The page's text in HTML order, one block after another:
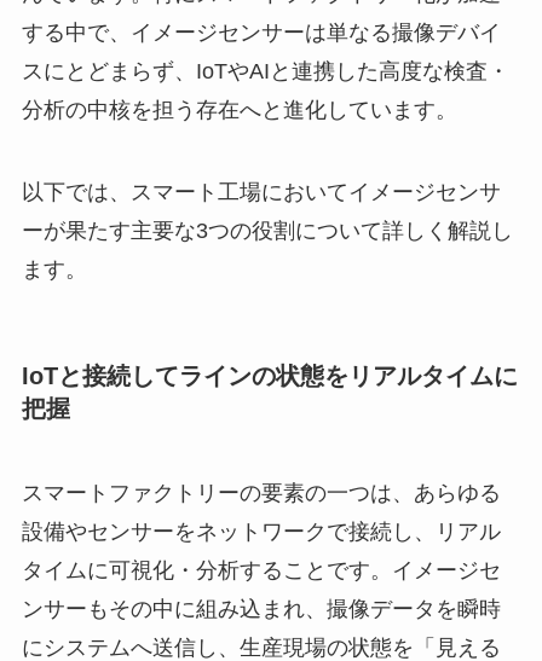
する中で、イメージセンサーは単なる撮像デバイ
スにとどまらず、IoTやAIと連携した高度な検査・
分析の中核を担う存在へと進化しています。
以下では、スマート工場においてイメージセンサ
ーが果たす主要な3つの役割について詳しく解説し
ます。
IoTと接続してラインの状態をリアルタイムに
把握
スマートファクトリーの要素の一つは、あらゆる
設備やセンサーをネットワークで接続し、リアル
タイムに可視化・分析することです。イメージセ
ンサーもその中に組み込まれ、撮像データを瞬時
にシステムへ送信し、生産現場の状態を「見える